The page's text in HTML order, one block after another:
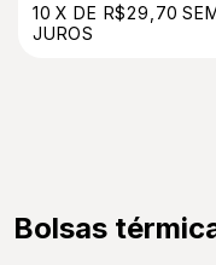
10 XDE R$29,70
JUROS
Bolsas